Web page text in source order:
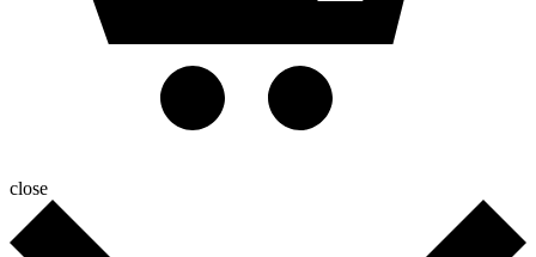
close